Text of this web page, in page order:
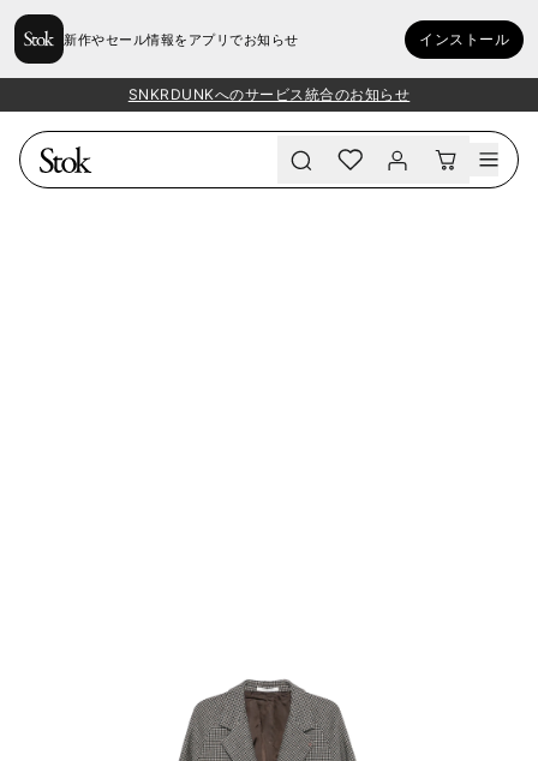
新作やセール情報をアプリでお知らせ インストール
SNKRDUNKへのサービス統合のお知らせ